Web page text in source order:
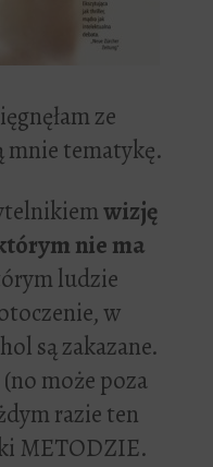
ze
mnie tematykę.
wizję
nie ma
ludzie
w
są zakazane.
może poza
razie ten
METODZIE.